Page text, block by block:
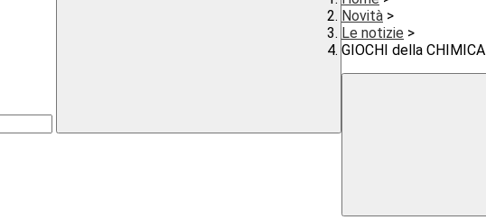
Novità >
Le notizie >
GIOCHI della CHIMICA